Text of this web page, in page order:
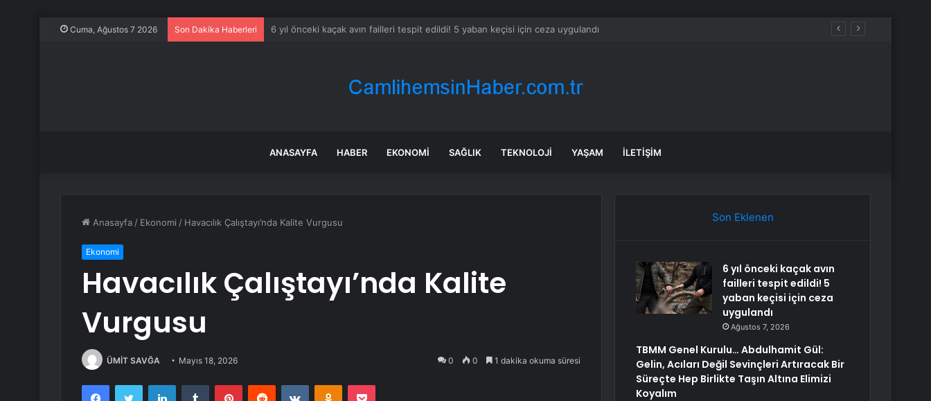
Cuma, Ağustos 7 2026 Son Dakika Haberleri TBMM Genel Kurulu… Abdulhamit Gül: Gelin, Acıları Değil Sevinçleri Artıracak Bir Süreçte Hep Birlikte Taşın Altına Elimizi Koyalım
ANASAYFA HABER EKONOMI SAĞLIK TEKNOLOJI YAŞAM İLETIŞIM
Anasayfa / Ekonomi / Havacılık Çalıştayı’nda Kalite Vurgusu
Ekonomi
Havacılık Çalıştayı’nda Kalite
Vurgusu
ÜMİT SAVĞA Mayıs 18, 2026 0 0 1 dakika okuma süresi
FacebookTwitter LinkedInTumblr PinterestReddit VKontakteOdnoklassniki
Pocket
Son Eklenen
6 yıl önceki kaçak avın
failleri tespit edildi! 5
yaban keçisi için ceza
uygulandı
Ağustos 7, 2026
TBMM Genel Kurulu… Abdulhamit Gül:
Gelin, Acıları Değil Sevinçleri Artıracak Bir
Süreçte Hep Birlikte Taşın Altına Elimizi
Koyalım